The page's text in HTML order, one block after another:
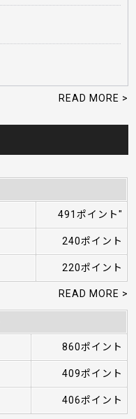
READ MORE >
491ポイント"
240ポイント
220ポイント
READ MORE >
860ポイント
409ポイント
406ポイント